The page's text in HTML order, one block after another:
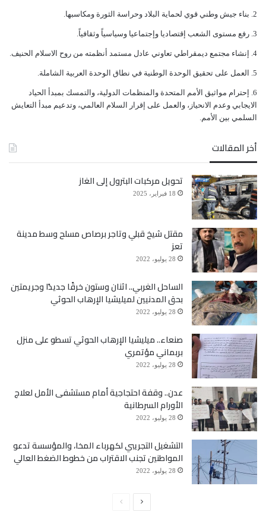
ﺑﻨﺎﺀ ﺟﻴﺶ ﻭﻃﻨﻲ ﻗﻮﻱ ﻟﺤﻤﺎﻳﺔ ﺍﻟﺒﻼﺩ ﻭﺣﺮﺍﺳﺔ ﺍﻟﺜﻮﺭﺓ ﻭﻣﻜﺎﺳﺒﻬﺎ.
ﺭﻓﻊ ﻣﺴﺘﻮﻯ ﺍﻟﺸﻌﺐ ﺇﻗﺘﺼﺎﺩﻳﺎ ﻭﺇﺟﺘﻤﺎﻋﻴﺎ ﻭﺳﻴﺎﺳﻴﺎً ﻭﺛﻘﺎﻓﻴﺎً.
ﺇﻧﺸﺎﺀ ﻣﺠﺘﻤﻊ ﺩﻳﻤﻘﺮﺍﻃﻲ ﺗﻌﺎﻭﻧﻲ ﻋﺎﺩﻝ ﻣﺴﺘﻤﺪ ﺃﻧﻈﻤﺘﻪ ﻣﻦ ﺭﻭﺡ ﺍﻻﺳﻼﻡ ﺍﻟﺤﻨﻴﻒ.
ﺍﻟﻌﻤﻞ ﻋﻠﻰ ﺗﺤﻘﻴﻖ ﺍﻟﻮﺣﺪﺓ ﺍﻟﻮﻃﻨﻴﺔ ﻓﻲ ﻧﻄﺎﻕ ﺍﻟﻮﺣﺪﺓ ﺍﻟﻌﺮﺑﻴﺔ ﺍﻟﺸﺎﻣﻠﺔ.
ﺇﺣﺘﺮﺍﻡ ﻣﻮﺍﺛﻴﻖ الأﻣﻢ ﺍﻟﻤﺘﺤﺪﺓ ﻭﺍﻟﻤﻨﻈﻤﺎﺕ ﺍﻟﺪﻭﻟﻴﺔ، ﻭﺍﻟﺘﻤﺴﻚ ﺑﻤﺒﺪﺃ ﺍﻟﺤﻴﺎﺩ
ﺍﻻﻳﺠﺎﺑﻲ ﻭﻋﺪﻡ ﺍﻻﻧﺤﻴﺎﺯ، ﻭﺍﻟﻌﻤﻞ ﻋﻠﻰ ﺇﻗﺮﺍﺭ ﺍﻟﺴﻼﻡ ﺍﻟﻌﺎﻟﻤﻲ، ﻭﺗﺪﻋﻴﻢ ﻣﺒﺪﺃ ﺍﻟﺘﻌﺎﻳﺶ
ﺍﻟﺴﻠﻤﻲ ﺑﻴﻦ ﺍﻷﻣﻢ.
أخر المقالات
تحويل مركبات البترول إلى الغاز
18 فبراير، 2025
مقتل شيخ قبلي وتاجر برصاص مسلح وسط مدينة
تعز
28 يوليو، 2022
الساحل الغربي.. اثنان وستون خرقًا جديدًا وجريمتين
بحق المدنيين لميليشيا الإرهاب الحوثي
28 يوليو، 2022
صنعاء.. ميليشيا الإرهاب الحوثي تسطو على منزل
بربماني مؤتمري
28 يوليو، 2022
عدن.. وقفة احتجاجية أمام مستشفى الأمل لعلاج
الأورام السرطانية
28 يوليو، 2022
التشغيل التجريبي لكهرباء المخا، والمؤسسة تدعو
المواطنين تجنب الاقتراب من خطوط الضغط العالي
28 يوليو، 2022
الصفحةالصفحة